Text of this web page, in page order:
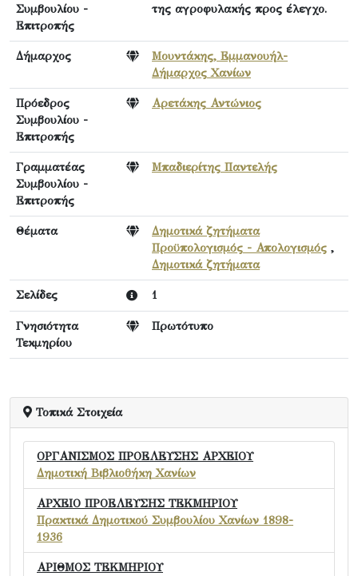
Συμβουλίου -
Επιτροπής
της αγροφυλακής προς έλεγχο.
Δήμαρχος
Μουντάκης, Εμμανουήλ-
Δήμαρχος Χανίων
Πρόεδρος
Συμβουλίου -
Επιτροπής
Αρετάκης Αντώνιος
Γραμματέας
Συμβουλίου -
Επιτροπής
Μπαδιερίτης Παντελής
Θέματα
Δημοτικά ζητήματα
Προϋπολογισμός - Απολογισμός ,
Δημοτικά ζητήματα
Σελίδες 1
Γνησιότητα
Τεκμηρίου
Πρωτότυπο
Τοπικά Στοιχεία
ΟΡΓΑΝΙΣΜΟΣ ΠΡΟΕΛΕΥΣΗΣ ΑΡΧΕΙΟΥ
Δημοτική Βιβλιοθήκη Χανίων
ΑΡΧΕΙΟ ΠΡΟΕΛΕΥΣΗΣ ΤΕΚΜΗΡΙΟΥ
Πρακτικά Δημοτικού Συμβουλίου Χανίων 1898-
1936
ΑΡΙΘΜΟΣ ΤΕΚΜΗΡΙΟΥ